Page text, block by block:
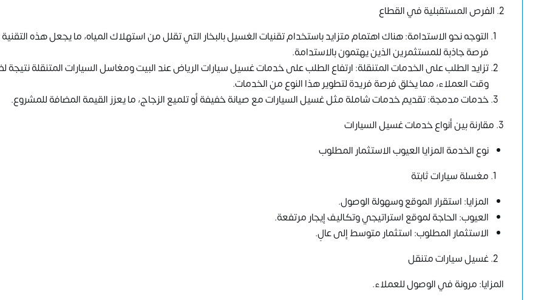
2. الفرص المستقبلية في القطاع
التوجه نحو الاستدامة: هناك اهتمام متزايد باستخدام تقنيات الغسيل بالبخار التي تقلل من استهلاك المياه، ما يجعل هذه التقنية
فرصة جاذبة للمستثمرين الذين يهتمون بالاستدامة.
تزايد الطلب على الخدمات المتنقلة: ارتفاع الطلب على خدمات غسيل سيارات الرياض عند البيت ومغاسل السيارات المتنقلة نتيجة
وقت العملاء، مما يخلق فرصة فريدة لتطوير هذا النوع من الخدمات.
خدمات مدمجة: تقديم خدمات شاملة مثل غسيل السيارات مع صيانة خفيفة أو تلميع الزجاج، ما يعزز القيمة المضافة للمشروع.
3. مقارنة بين أنواع خدمات غسيل السيارات
نوع الخدمة المزايا العيوب الاستثمار المطلوب
مغسلة سيارات ثابتة
المزايا: استقرار الموقع وسهولة الوصول.
العيوب: الحاجة لموقع استراتيجي وتكاليف إيجار مرتفعة.
الاستثمار المطلوب: استثمار متوسط إلى عالٍ.
غسيل سيارات متنقل
المزايا: مرونة في الوصول للعملاء.